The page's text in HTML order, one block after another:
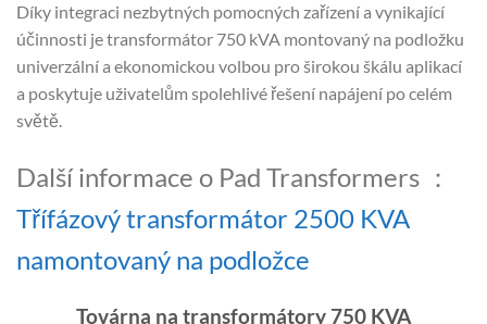
Díky integraci nezbytných pomocných zařízení a vynikající
účinnosti je transformátor 750 kVA montovaný na podložku
univerzální a ekonomickou volbou pro širokou škálu aplikací
a poskytuje uživatelům spolehlivé řešení napájení po celém
světě.
Další informace o Pad Transformers ：
Třífázový transformátor 2500 KVA
namontovaný na podložce
Továrna na transformátory 750 KVA